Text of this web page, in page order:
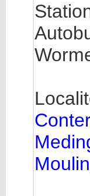
Moulin